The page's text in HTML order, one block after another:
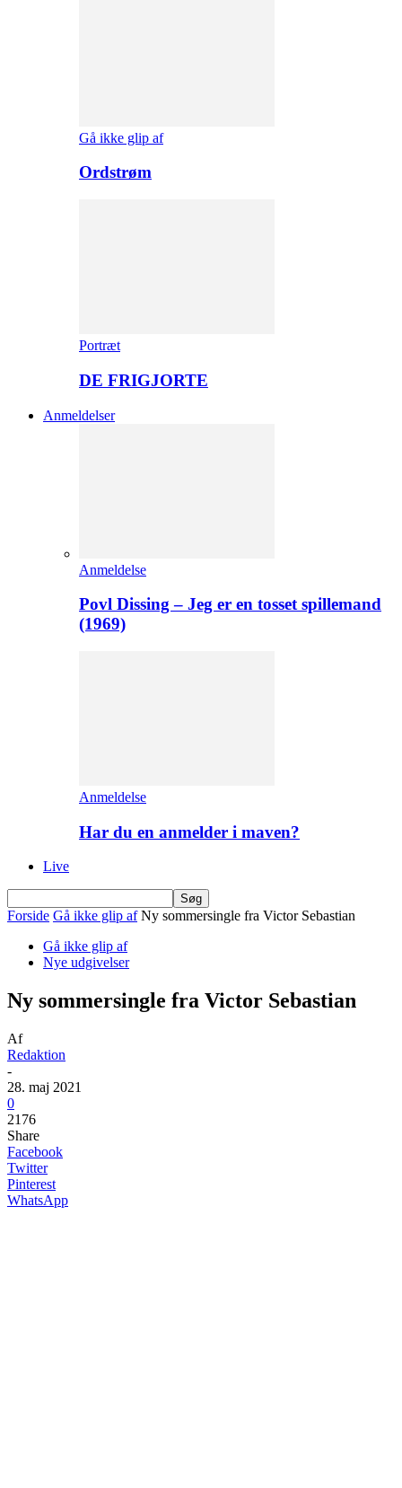
Gå ikke glip af
Ordstrøm
Portræt
DE FRIGJORTE
Anmeldelser
Anmeldelse
Povl Dissing – Jeg er en tosset spillemand
(1969)
Anmeldelse
Har du en anmelder i maven?
Live
Forside Gå ikke glip af Ny sommersingle fra Victor Sebastian
Gå ikke glip af
Nye udgivelser
Ny sommersingle fra Victor Sebastian
Af
Redaktion
-
28. maj 2021
0
2176
Share
Facebook
Twitter
Pinterest
WhatsApp